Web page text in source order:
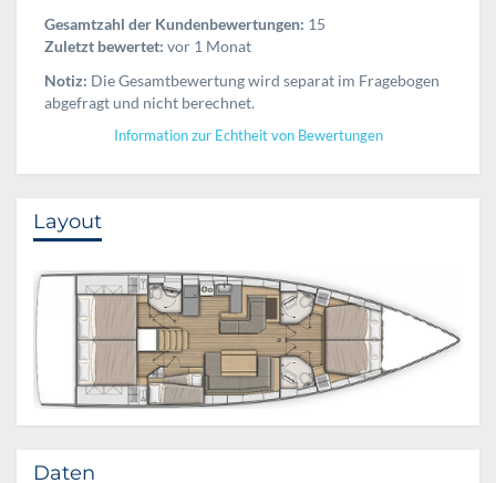
Gesamtzahl der Kundenbewertungen: 15
Zuletzt bewertet: vor 1 Monat
Notiz: Die Gesamtbewertung wird separat im Fragebogen
abgefragt und nicht berechnet.
Information zur Echtheit von Bewertungen
Layout
Daten